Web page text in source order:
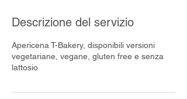
Descrizione del servizio
Apericena T-Bakery, disponibili versioni
vegetariane, vegane, gluten free e senza
lattosio